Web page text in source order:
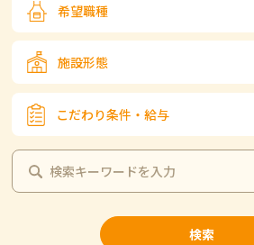
希望職種
施設形態
こだわり条件・給与
検索